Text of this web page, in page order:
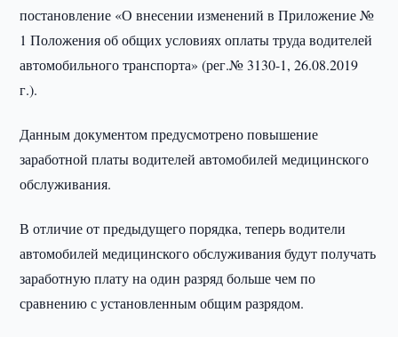
постановление «О внесении изменений в Приложение №
1 Положения об общих условиях оплаты труда водителей
автомобильного транспорта» (рег.№ 3130-1, 26.08.2019
г.).
Данным документом предусмотрено повышение
заработной платы водителей автомобилей медицинского
обслуживания.
В отличие от предыдущего порядка, теперь водители
автомобилей медицинского обслуживания будут получать
заработную плату на один разряд больше чем по
сравнению с установленным общим разрядом.